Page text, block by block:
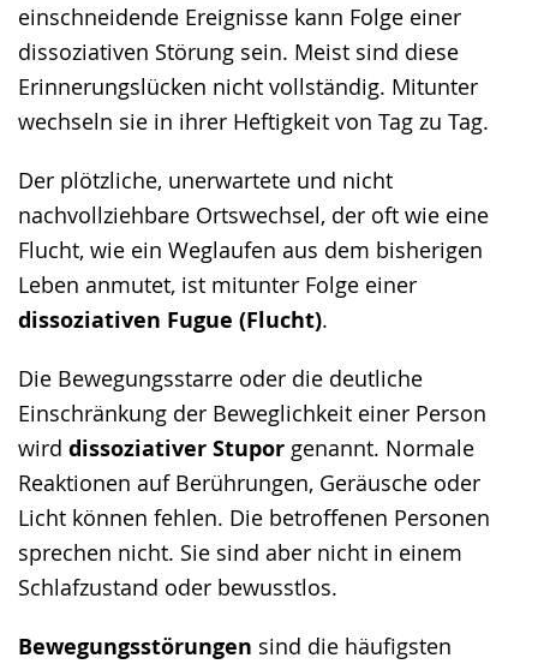
einschneidende Ereignisse kann Folge einer
dissoziativen Störung sein. Meist sind diese
Erinnerungslücken nicht vollständig. Mitunter
wechseln sie in ihrer Heftigkeit von Tag zu Tag.
Der plötzliche, unerwartete und nicht
nachvollziehbare Ortswechsel, der oft wie eine
Flucht, wie ein Weglaufen aus dem bisherigen
Leben anmutet, ist mitunter Folge einer
dissoziativen Fugue (Flucht).
Die Bewegungsstarre oder die deutliche
Einschränkung der Beweglichkeit einer Person
wird dissoziativer Stupor genannt. Normale
Reaktionen auf Berührungen, Geräusche oder
Licht können fehlen. Die betroffenen Personen
sprechen nicht. Sie sind aber nicht in einem
Schlafzustand oder bewusstlos.
Bewegungsstörungen sind die häufigsten